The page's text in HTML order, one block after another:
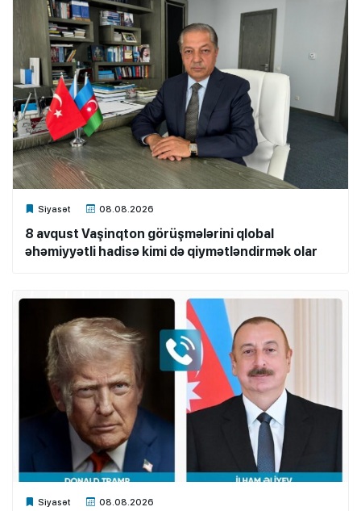
Siyasət 08.08.2026
Xalq.Online
8 avqust Vaşinqton görüşmələrini qlobal
əhəmiyyətli hadisə kimi də qiymətləndirmək olar
Siyasət 08.08.2026
Xalq.Online